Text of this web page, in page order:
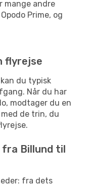
mange andre
Prime, og
flyrejse
du typisk
Når du har
modtager du en
de trin, du
Billund til
fra dets